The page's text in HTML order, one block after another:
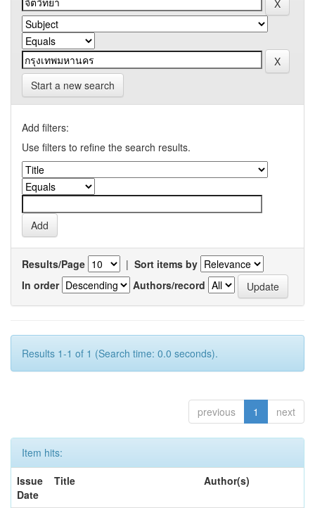
Start a new search
Add filters:
Use filters to refine the search results.
Results/Page | Sort items by
In order
Authors/record
Results 1-1 of 1 (Search time: 0.0 seconds).
previous 1 next
Item hits:
Issue
Date
Title Author(s)